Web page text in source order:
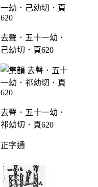
去聲．五十一幼．
己幼切．頁620
去聲．五十一幼．
祁幼切．頁620
正字通